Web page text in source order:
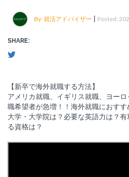
By: 就活アドバイザー | Posted:
SHARE:
【新卒で海外就職する方法】
アメリカ就職、イギリス就職、ヨー
職希望者が急増！！海外就職におす
大学・大学院は？必要な英語力は？有
る資格は？